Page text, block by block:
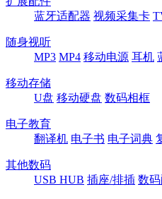
蓝牙适配器 视频采集卡
随身视听
MP3 MP4 移动电源 耳机
移动存储
U盘 移动硬盘 数码相框
电子教育
翻译机 电子书 电子词典
其他数码
USB HUB 插座/排插 数